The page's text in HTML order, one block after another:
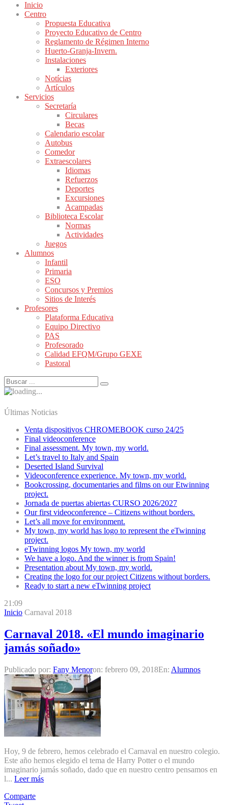
Inicio
Centro
Propuesta Educativa
Proyecto Educativo de Centro
Reglamento de Régimen Interno
Huerto-Granja-Invern.
Instalaciones
Exteriores
Notícias
Artículos
Servicios
Secretaría
Circulares
Becas
Calendario escolar
Autobus
Comedor
Extraescolares
Idiomas
Refuerzos
Deportes
Excursiones
Acampadas
Biblioteca Escolar
Normas
Actividades
Juegos
Alumnos
Infantil
Primaria
ESO
Concursos y Premios
Sitios de Interés
Profesores
Plataforma Educativa
Equipo Directivo
PAS
Profesorado
Calidad EFQM/Grupo GEXE
Pastoral
Últimas Noticias
Venta dispositivos CHROMEBOOK curso 24/25
Final videoconference
Final assessment. My town, my world.
Let’s travel to Italy and Spain
Deserted Island Survival
Videoconference experience. My town, my world.
Bookcrossing, documentaries and films on our Etwinning
project.
Jornada de puertas abiertas CURSO 2026/2027
Our first videoconference – Citizens without borders.
Let’s all move for environment.
My town, my world has logo to represent the eTwinning
project.
eTwinning logos My town, my world
We have a logo. And the winner is from Spain!
Presentation about My town, my world.
Creating the logo for our project Citizens without borders.
Ready to start a new eTwinning project
21:09
Inicio Carnaval 2018
Carnaval 2018. «El mundo imaginario
jamás soñado»
Publicado por: Fany Menoron: febrero 09, 2018En: Alumnos
Hoy, 9 de febrero, hemos celebrado el Carnaval en nuestro colegio.
Este año hemos elegido el tema de Harry Potter o el mundo
imaginario jamás soñado, dado que en nuestro centro pensamos en
l... Leer más
Comparte